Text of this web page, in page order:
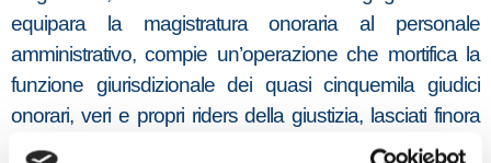
equipara la magistratura onoraria al personale
amministrativo, compie un’operazione che mortifica la
funzione giurisdizionale dei quasi cinquemila giudici
onorari, veri e propri riders della giustizia, lasciati finora
senza alcun tipo di tutela. Eppure il governo sa